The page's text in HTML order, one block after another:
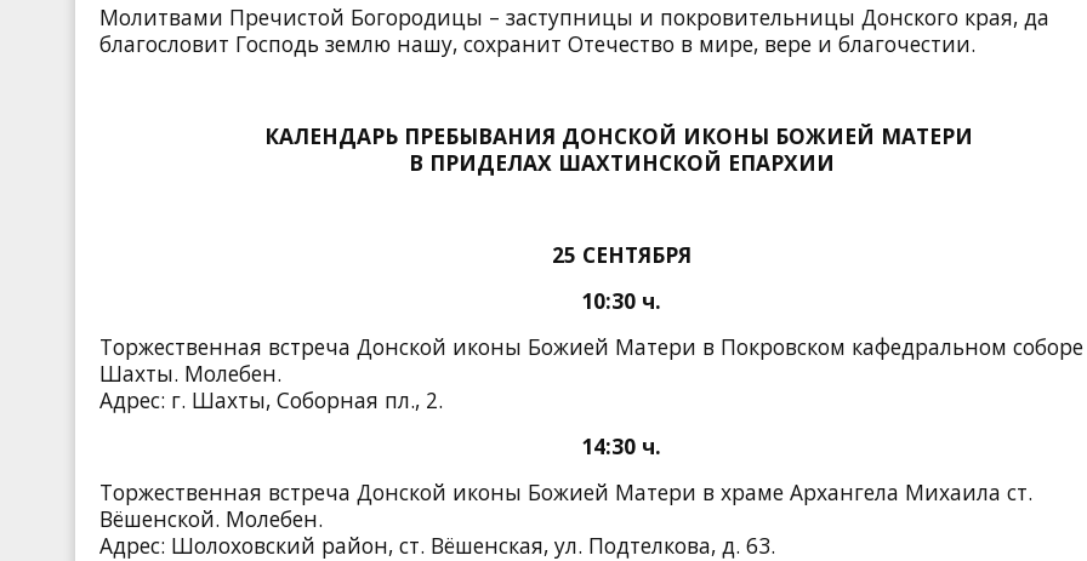
Молитвами Пречистой Богородицы – заступницы и покровительницы Донского края, да
благословит Господь землю нашу, сохранит Отечество в мире, вере и благочестии.
КАЛЕНДАРЬ ПРЕБЫВАНИЯ ДОНСКОЙ ИКОНЫ БОЖИЕЙ МАТЕРИ
В ПРИДЕЛАХ ШАХТИНСКОЙ ЕПАРХИИ
25 СЕНТЯБРЯ
10:30 ч.
Торжественная встреча Донской иконы Божией Матери в Покровском кафедральном соборе
Шахты. Молебен.
Адрес: г. Шахты, Соборная пл., 2.
14:30 ч.
Торжественная встреча Донской иконы Божией Матери в храме Архангела Михаила ст.
Вёшенской. Молебен.
Адрес: Шолоховский район, ст. Вёшенская, ул. Подтелкова, д. 63.